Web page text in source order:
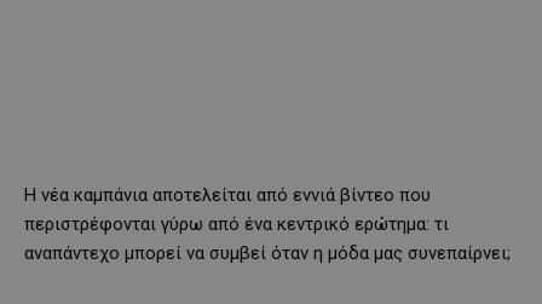
Η νέα καμπάνια αποτελείται από εννιά βίντεο που
περιστρέφονται γύρω από ένα κεντρικό ερώτημα: τι
αναπάντεχο μπορεί να συμβεί όταν η μόδα μας συνεπαίρνει;